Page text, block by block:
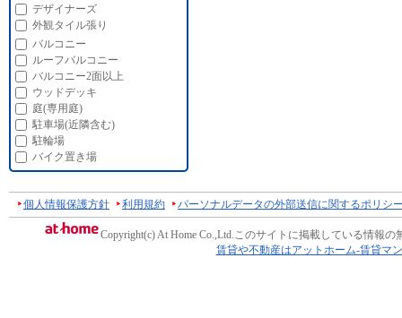
デザイナーズ
外観タイル張り
バルコニー
ルーフバルコニー
バルコニー2面以上
ウッドデッキ
庭(専用庭)
駐車場(近隣含む)
駐輪場
バイク置き場
個人情報保護方針 利用規約 パーソナルデータの外部送信に関するポリシ
Copyright(c) At Home Co.,Ltd.このサイトに掲載している情報の
賃貸や不動産はアットホーム-賃貸マ